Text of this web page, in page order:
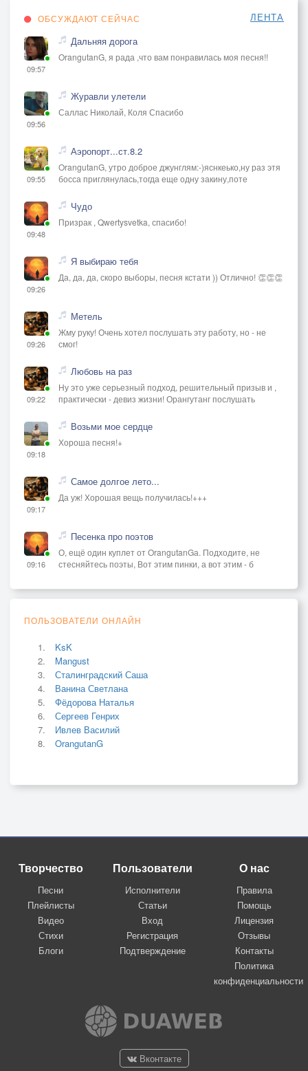
ОБСУЖДАЮТ СЕЙЧАС ЛЕНТА
09:57
Дальняя дорога
OrangutanG, я рада ,что вам понравилась моя песня!!
09:56
Журавли улетели
Саллас Николай, Коля Спасибо
09:55
Аэропорт...ст.8.2
OrangutanG, утро доброе джунглям:-)яснкеько,ну раз этя
босса приглянулась,тогда еще одну закину,поте
09:48
Чудо
Призрак , Qwertysvetka, спасибо!
09:26
Я выбираю тебя
Да, да, да, скоро выборы, песня кстати )) Отлично! 👏👏👏
09:26
Метель
Жму руку! Очень хотел послушать эту работу, но - не
смог!
09:22
Любовь на раз
Ну это уже серьезный подход, решительный призыв и ,
практически - девиз жизни! Орангутанг послушать
09:18
Возьми мое сердце
Хороша песня!+
09:17
Самое долгое лето...
Да уж! Хорошая вещь получилась!+++
09:16
Песенка про поэтов
О, ещё один куплет от OrangutanGа. Подходите, не
стесняйтесь поэты, Вот этим пинки, а вот этим - б
ПОЛЬЗОВАТЕЛИ ОНЛАЙН
KsK
Mangust
Сталинградский Саша
Ванина Светлана
Фёдорова Наталья
Сергеев Генрих
Ивлев Василий
OrangutanG
Творчество
Песни
Плейлисты
Видео
Стихи
Блоги
Пользователи
Исполнители
Статьи
Вход
Регистрация
Подтверждение
О нас
Правила
Помощь
Лицензия
Отзывы
Контакты
Политика
конфиденциальности
Вконтакте